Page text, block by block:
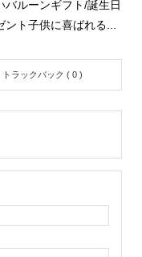
バルーンギフト/誕生日
ント子供に喜ばれる...
トラックバック ( 0 )